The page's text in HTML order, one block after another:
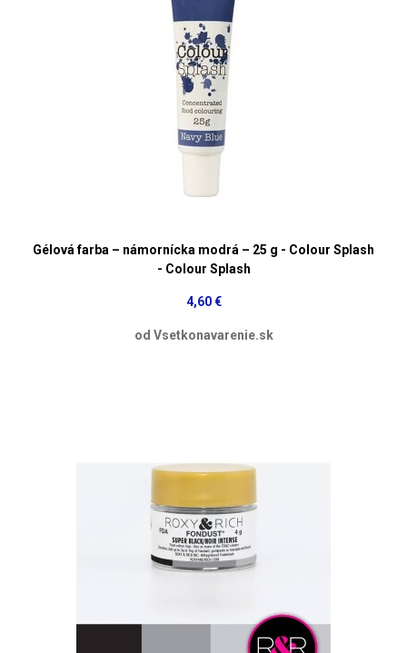
Gélová farba – námornícka modrá – 25 g - Colour Splash
- Colour Splash
4,60 €
od Vsetkonavarenie.sk